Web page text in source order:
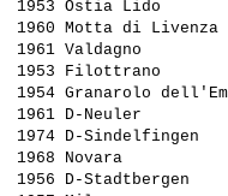
1953 Ostia Lido
1960 Motta di
1961 Valdagno
1953 Filottrano
1954 Granarolo
1961 D-Neuler
1974 D-Sindelfingen
1968 Novara
1956 D-